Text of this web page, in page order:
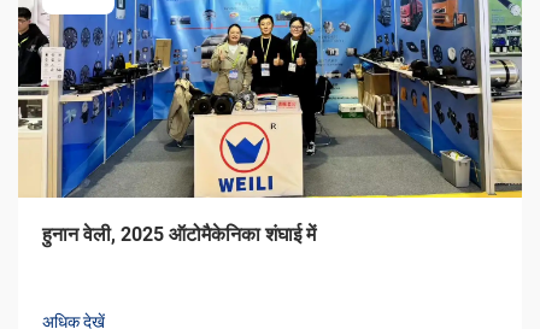
हुनान वेली, 2025 ऑटोमैकेनिका शंघाई में
अधिक देखें